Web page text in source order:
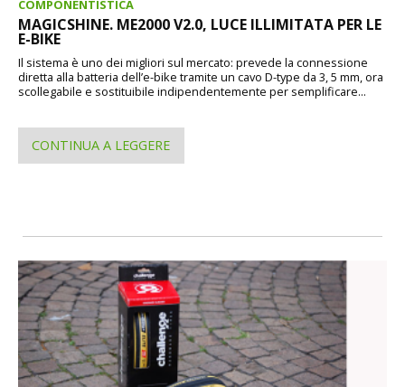
COMPONENTISTICA
MAGICSHINE. ME2000 V2.0, LUCE ILLIMITATA PER LE
E-BIKE
Il sistema è uno dei migliori sul mercato: prevede la connessione
diretta alla batteria dell’e-bike tramite un cavo D-type da 3, 5 mm, ora
scollegabile e sostituibile indipendentemente per semplificare...
CONTINUA A LEGGERE